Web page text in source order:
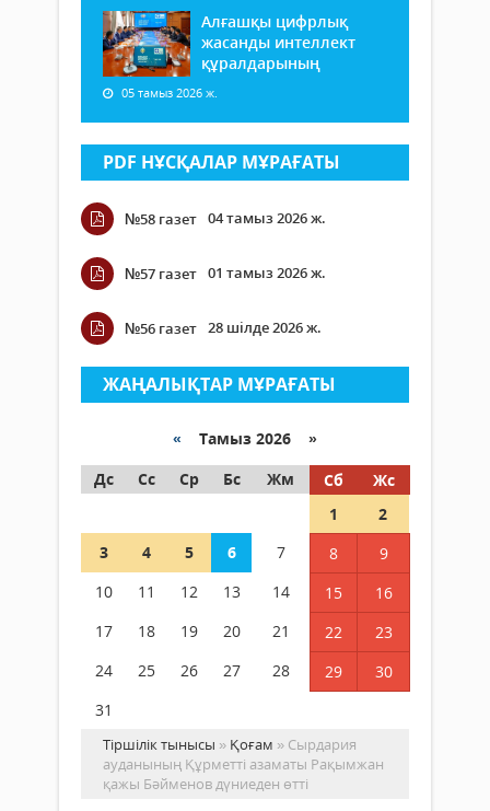
Алғашқы цифрлық
жасанды интеллект
құралдарының
05 тамыз 2026 ж.
PDF НҰСҚАЛАР МҰРАҒАТЫ
№58 газет 04 тамыз 2026 ж.
№57 газет 01 тамыз 2026 ж.
№56 газет 28 шілде 2026 ж.
ЖАҢАЛЫҚТАР МҰРАҒАТЫ
« Тамыз 2026 »
Дс
Сс Ср Бс Жм Сб
Жс
1
2
3
4 5 6 7 8
9
10
11 12 13 14 15
16
17
18 19 20 21 22
23
24
25 26 27 28 29
30
31
Тіршілік тынысы » Қоғам » Cырдария
ауданының Құрметті азаматы Рақымжан
қажы Бәйменов дүниеден өтті